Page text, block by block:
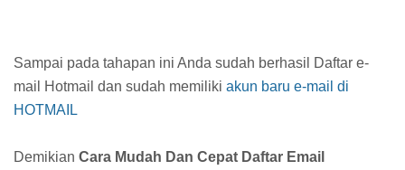
Sampai pada tahapan ini Anda sudah berhasil Daftar e-
mail Hotmail dan sudah memiliki akun baru e-mail di
HOTMAIL
Demikian Cara Mudah Dan Cepat Daftar Email